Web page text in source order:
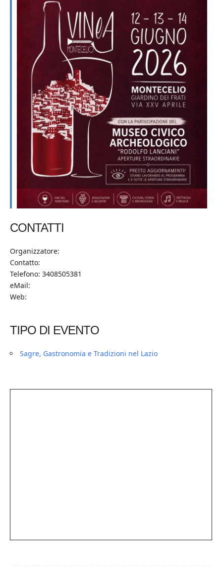
CONTATTI
Organizzatore:
Contatto:
Telefono: 3408505381
eMail:
Web:
TIPO DI EVENTO
Sagre, Gastronomia e Tradizioni nel Lazio